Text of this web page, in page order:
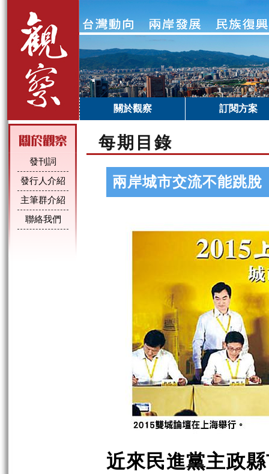
關於觀察 訂閱方案
發刊詞
發行人介紹
主筆群介紹
聯絡我們
每期目錄
兩岸城市交流不能跳脫
近來民進黨主政